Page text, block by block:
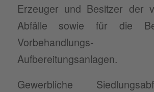
Erzeuger und Besitzer der
Abfälle sowie für die
Aufbereitungsanlagen.
Gewerbliche